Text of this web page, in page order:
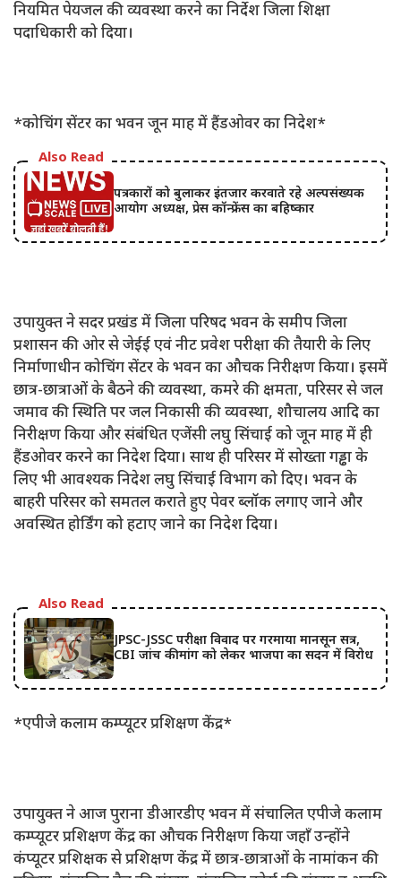
नियमित पेयजल की व्यवस्था करने का निर्देश जिला शिक्षा
पदाधिकारी को दिया।
*कोचिंग सेंटर का भवन जून माह में हैंडओवर का निदेश*
Also Read
पत्रकारों को बुलाकर इंतजार करवाते रहे अल्पसंख्यक
आयोग अध्यक्ष, प्रेस कॉन्फ्रेंस का बहिष्कार
उपायुक्त ने सदर प्रखंड में जिला परिषद भवन के समीप जिला
प्रशासन की ओर से जेईई एवं नीट प्रवेश परीक्षा की तैयारी के लिए
निर्माणाधीन कोचिंग सेंटर के भवन का औचक निरीक्षण किया। इसमें
छात्र-छात्राओं के बैठने की व्यवस्था, कमरे की क्षमता, परिसर से जल
जमाव की स्थिति पर जल निकासी की व्यवस्था, शौचालय आदि का
निरीक्षण किया और संबंधित एजेंसी लघु सिंचाई को जून माह में ही
हैंडओवर करने का निदेश दिया। साथ ही परिसर में सोख्ता गड्ढा के
लिए भी आवश्यक निदेश लघु सिंचाई विभाग को दिए। भवन के
बाहरी परिसर को समतल कराते हुए पेवर ब्लॉक लगाए जाने और
अवस्थित होर्डिंग को हटाए जाने का निदेश दिया।
Also Read
JPSC-JSSC परीक्षा विवाद पर गरमाया मानसून सत्र,
CBI जांच की मांग को लेकर भाजपा का सदन में विरोध
*एपीजे कलाम कम्प्यूटर प्रशिक्षण केंद्र*
उपायुक्त ने आज पुराना डीआरडीए भवन में संचालित एपीजे कलाम
कम्प्यूटर प्रशिक्षण केंद्र का औचक निरीक्षण किया जहाँ उन्होंने
कंप्यूटर प्रशिक्षक से प्रशिक्षण केंद्र में छात्र-छात्राओं के नामांकन की